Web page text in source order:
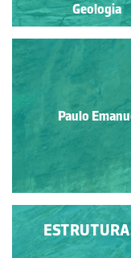
Geologia
Paulo
Geologia